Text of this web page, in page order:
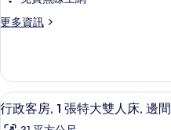
片
詳
情
張
大
雙
人
更多資訊
更
客
房,
1
張
顯
示
1
行政客房, 1 張特大雙人床, 邊間